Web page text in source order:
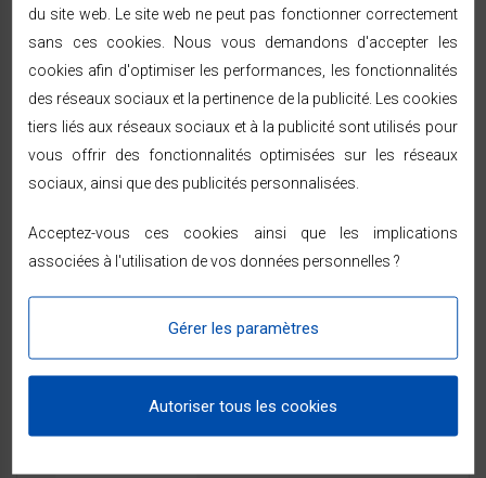
- Classe I
- IP2
- Garantie légale de conformité: 2 ans
- Programmation et régulation grâce à un thermostat
Classe D'isolatio
I
du site web. Le site web ne peut pas fonctionner correctement
sans ces cookies. Nous vous demandons d'accepter les
cookies afin d'optimiser les performances, les fonctionnalités
des réseaux sociaux et la pertinence de la publicité. Les cookies
tiers liés aux réseaux sociaux et à la publicité sont utilisés pour
vous offrir des fonctionnalités optimisées sur les réseaux
sociaux, ainsi que des publicités personnalisées.
Acceptez-vous ces cookies ainsi que les implications
associées à l'utilisation de vos données personnelles ?
Gérer les paramètres
Autoriser tous les cookies